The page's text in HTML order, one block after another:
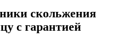
скольжения
с гарантией